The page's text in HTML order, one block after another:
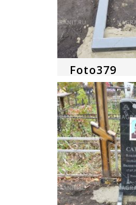
Foto379